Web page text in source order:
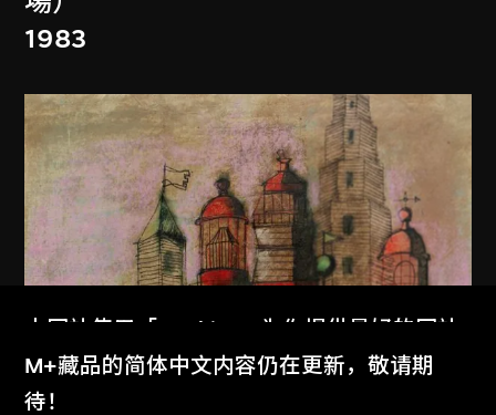
1983
本网站使用「Cookies」为你提供最好的网站
体验。
了解更多
M+藏品的简体中文内容仍在更新，敬请期
待！